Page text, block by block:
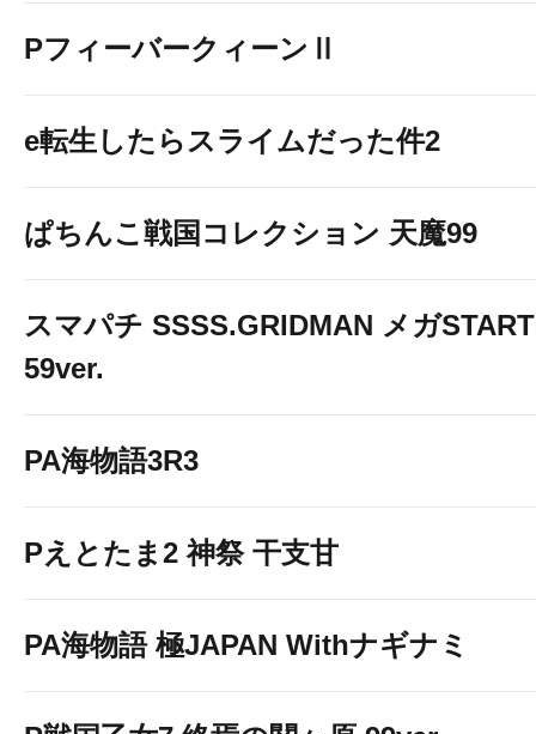
PフィーバークィーンⅡ
e転生したらスライムだった件2
ぱちんこ戦国コレクション 天魔99
スマパチ SSSS.GRIDMAN メガ
59ver.
PA海物語3R3
Pえとたま2 神祭 干支甘
PA海物語 極JAPAN Withナギナミ